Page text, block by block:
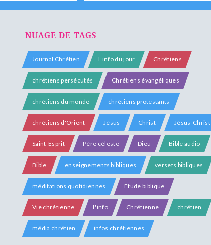
NUAGE DE TAGS
Journal Chrétien L’info du jour Chrétiens
chrétiens persécutés Chrétiens évangéliques
chrétiens du monde chrétiens protestants
chrétiens d'Orient Jésus Christ Jésus-Christ
Saint-Esprit Père céleste Dieu Bible audio
Bible enseignements bibliques versets bibliques
méditations quotidiennes Etude biblique
Vie chrétienne L'info Chrétienne chrétien
média chrétien infos chrétiennes